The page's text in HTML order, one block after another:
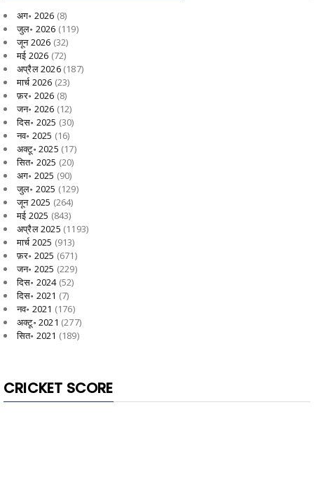
अग॰ 2026 (8)
जुल॰ 2026 (119)
जून 2026 (32)
मई 2026 (72)
अप्रैल 2026(187)
मार्च 2026 (23)
फ़र॰ 2026 (8)
जन॰ 2026 (12)
दिस॰ 2025 (30)
नव॰ 2025 (16)
अक्टू॰ 2025 (17)
सित॰ 2025 (20)
अग॰ 2025 (90)
जुल॰ 2025 (129)
जून 2025 (264)
मई 2025 (843)
अप्रैल 2025 (1193)
मार्च 2025 (913)
फ़र॰ 2025 (671)
जन॰ 2025 (229)
दिस॰ 2024(52)
दिस॰ 2021 (7)
नव॰ 2021 (176)
अक्टू॰ 2021 (277)
सित॰ 2021 (189)
CRICKET SCORE